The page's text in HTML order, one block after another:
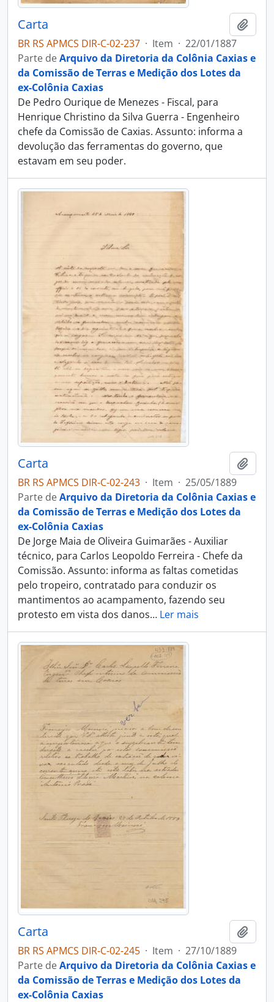
Carta
BR RS APMCS DIR-C-02-237 · Item · 22/01/1887
Parte deArquivo da Diretoria da Colônia Caxias e
da Comissão de Terras e Medição dos Lotes da
ex-Colônia Caxias
De Pedro Ourique de Menezes - Fiscal, para
Henrique Christino da Silva Guerra - Engenheiro
chefe da Comissão de Caxias. Assunto: informa a
devolução das ferramentas do governo, que
estavam em seu poder.
Carta
BR RS APMCS DIR-C-02-243 · Item · 25/05/1889
Parte deArquivo da Diretoria da Colônia Caxias e
da Comissão de Terras e Medição dos Lotes da
ex-Colônia Caxias
De Jorge Maia de Oliveira Guimarães - Auxiliar
técnico, para Carlos Leopoldo Ferreira - Chefe da
Comissão. Assunto: informa as faltas cometidas
pelo tropeiro, contratado para conduzir os
mantimentos ao acampamento, fazendo seu
protesto em vista dos danos… Ler mais
Carta
BR RS APMCS DIR-C-02-245 · Item · 27/10/1889
Parte deArquivo da Diretoria da Colônia Caxias e
da Comissão de Terras e Medição dos Lotes da
ex-Colônia Caxias